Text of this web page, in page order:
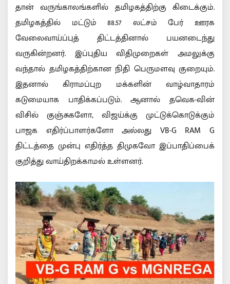
தான் வருங்காலங்களில் தமிழகத்திற்கு கிடைக்கும்.
தமிழகத்தில் மட்டும் 88.57 லட்சம் பேர் ஊரக
வேலைவாய்ப்புத் திட்டத்தினால் பயனடைந்து
வருகின்றனர். இப்புதிய விதிமுறைகள் அமலுக்கு
வந்தால் தமிழகத்திற்கான நிதி பெருமளவு குறையும்.
இதனால் கிராமப்புற மக்களின் வாழ்வாதாரம்
கடுமையாக பாதிக்கப்படும். ஆனால் தவெக-வின்
விசில் குஞ்சுகளோ, விஜய்க்கு முட்டுக்கொடுக்கும்
பாஜக எதிர்ப்பாளர்களோ அல்லது VB-G RAM G
திட்டத்தை முன்பு எதிர்த்த திமுகவோ இப்பாதிப்பைக்
குறித்து வாய்திறக்காமல் உள்ளனர்.